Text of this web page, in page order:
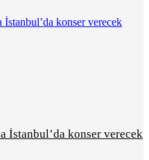
İstanbul’da konser verecek